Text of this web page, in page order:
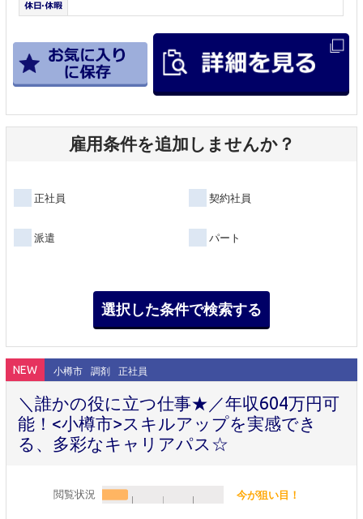
雇用条件を追加しませんか？
正社員 契約社員
派遣 パート
NEW 小樽市 調剤 正社員
＼誰かの役に立つ仕事★／年収604万円可
能！<小樽市>スキルアップを実感でき
る、多彩なキャリアパス☆
閲覧状況 今が狙い目！